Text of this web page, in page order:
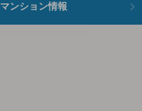
マンション情報